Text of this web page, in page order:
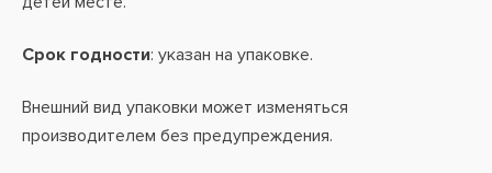
Срок годности: указан на упаковке.
Внешний вид упаковки может изменяться
производителем без предупреждения.